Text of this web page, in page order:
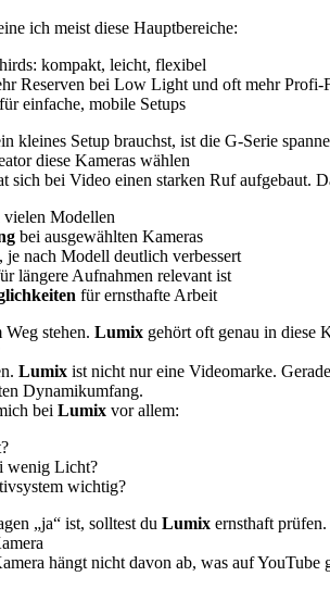
ich meist diese Hauptbereiche:
kompakt, leicht, flexibel
Reserven bei Low Light und oft mehr Profi-
für einfache, mobile Setups
kleines Setup brauchst, ist die G-Serie
diese Kameras wählen
sich bei Video einen starken Ruf aufgebaut.
vielen Modellen
bei ausgewählten Kameras
, je nach Modell deutlich verbessert
längere Aufnahmen relevant ist
für ernsthafte Arbeit
stehen. Lumix gehört oft genau in diese
Lumix ist nicht nur eine Videomarke.
Dynamikumfang.
bei Lumix vor allem:
wenig Licht?
wichtig?
„ja“ ist, solltest du Lumix ernsthaft prüfen.
hängt nicht davon ab, was auf